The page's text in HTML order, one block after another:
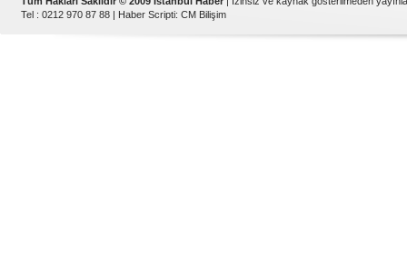
Tel : 0212 970 87 88 | Haber Scripti: CM Bilişim